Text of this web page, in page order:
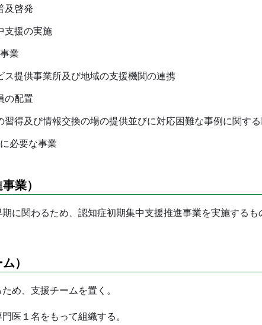
及啓発
支援の実施
業
提供事業所及び地域の支援機関の連携
の配置
得及び情報交換の場の提供並びに対応困難な事例に関す
必要な事業
業）
に関わるため、認知症初期集中支援推進事業を実施するも
）
め、支援チームを置く。
医１名をもって組織する。